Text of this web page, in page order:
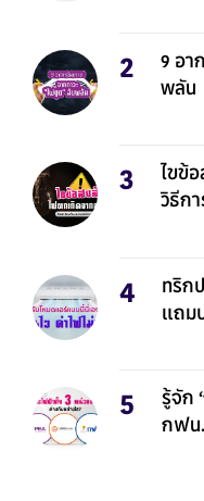
9 อา
พลัน
ไขข้
วิธีก
ทริก
แถม
รู้จัก
กฟน